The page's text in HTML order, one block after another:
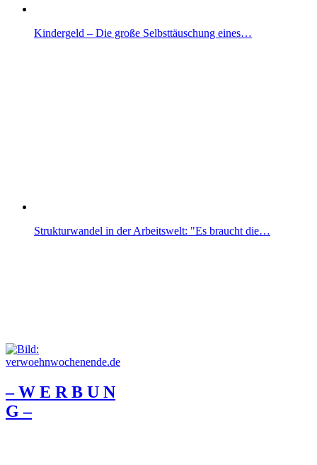
Kindergeld – Die große Selbsttäuschung eines…
Strukturwandel in der Arbeitswelt: "Es braucht die…
– W Ε R Β U Ν
G –